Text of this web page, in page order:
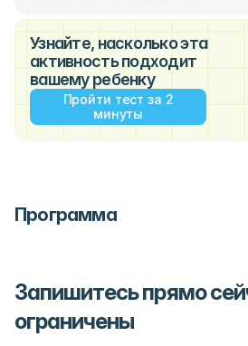
Узнайте, насколько эта
активность подходит
вашему ребенку
Пройти тест за 2
минуты
Программа
Запишитесь прямо
ограничены